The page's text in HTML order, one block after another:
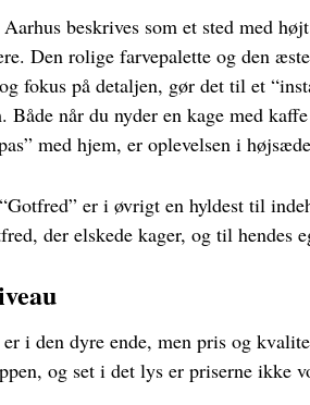
beskrives som et sted med
Den rolige farvepalette og den
fokus på detaljen, gør det til et
Både når du nyder en kage med
med hjem, er oplevelsen i
er i øvrigt en hyldest til
der elskede kager, og til hendes
i den dyre ende, men pris og
og set i det lys er priserne ikke